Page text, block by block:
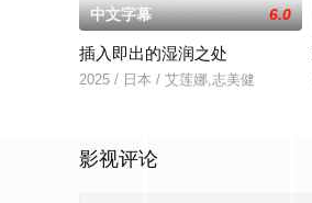
中文字幕 6.0
插入即出的湿润之处
2025 / 日本 / 艾莲娜,志美健
影视评论